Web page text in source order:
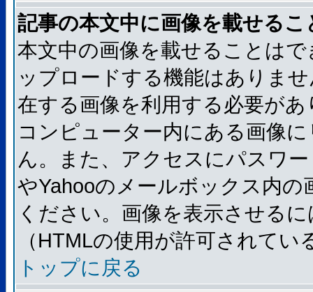
記事の本文中に画像を載せる
本文中の画像を載せることは
ップロードする機能はありま
在する画像を利用する必要が
コンピューター内にある画像
ん。また、アクセスにパスワ
やYahooのメールボックス内
ください。画像を表示させる
（HTMLの使用が許可されて
トップに戻る